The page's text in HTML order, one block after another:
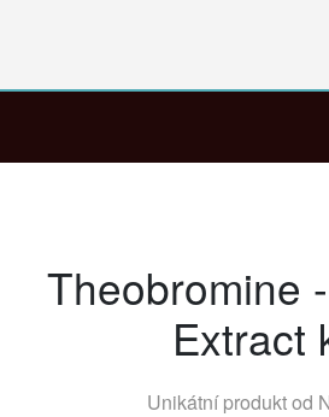
Theobromine
Extract
Unikátní produkt od